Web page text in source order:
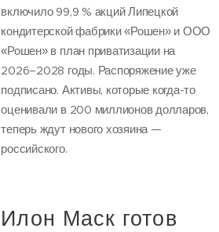
включило 99,9 % акций Липецкой
кондитерской фабрики «Рошен» и ООО
«Рошен» в план приватизации на
2026–2028 годы. Распоряжение уже
подписано. Активы, которые когда-то
оценивали в 200 миллионов долларов,
теперь ждут нового хозяина —
российского.
Илон Маск готов